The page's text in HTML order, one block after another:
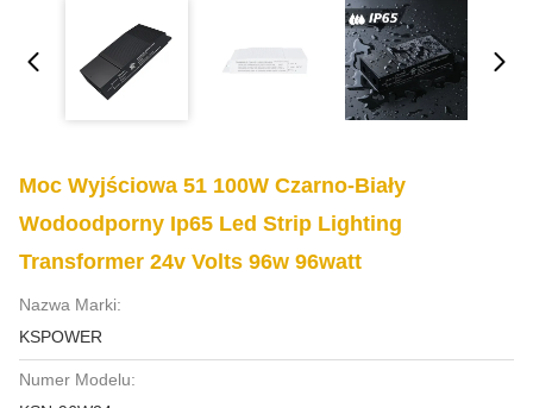
Moc Wyjściowa 51 100W Czarno-Biały
Wodoodporny Ip65 Led Strip Lighting
Transformer 24v Volts 96w 96watt
Nazwa Marki:
KSPOWER
Numer Modelu: